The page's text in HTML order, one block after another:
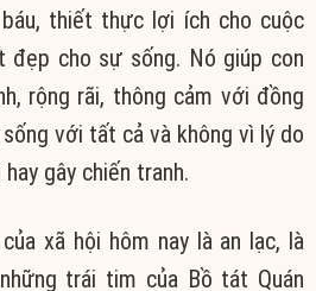
thiết thực lợi ích cho cuộc
đẹp cho sự sống. Nó giúp con
rộng rãi, thông cảm với đồng
với tất cả và không vì lý do
gây chiến tranh.
xã hội hôm nay là an lạc, là
trái tim của Bồ tát Quán